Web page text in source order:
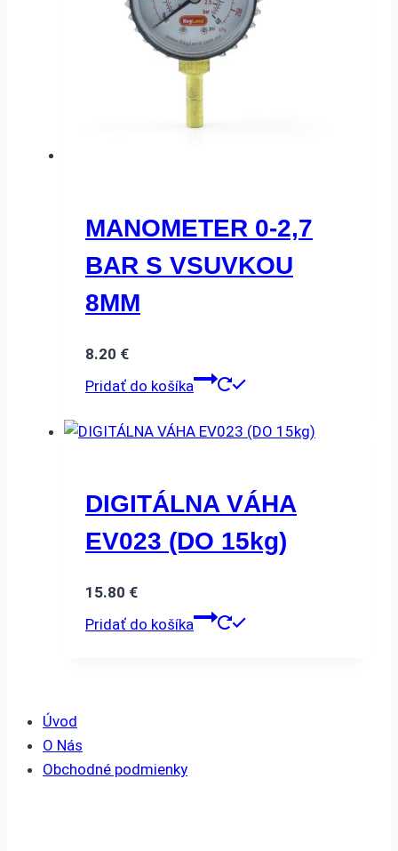
MANOMETER 0-2,7
BAR S VSUVKOU
8MM
8.20 €
Pridať do košíka
DIGITÁLNA VÁHA
EV023 (DO 15kg)
15.80 €
Pridať do košíka
Úvod
O Nás
Obchodné podmienky